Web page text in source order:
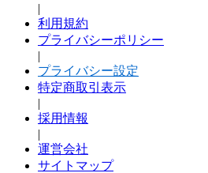
|
利用規約
プライバシーポリシー
|
プライバシー設定
特定商取引表示
|
採用情報
|
運営会社
サイトマップ